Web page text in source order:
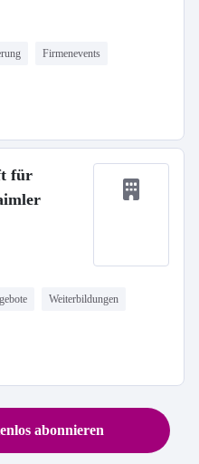
Firmenevents
für
Weiterbildungen
abonnieren